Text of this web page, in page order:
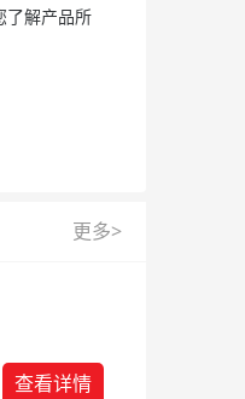
了解产品所
更多>
查看详情